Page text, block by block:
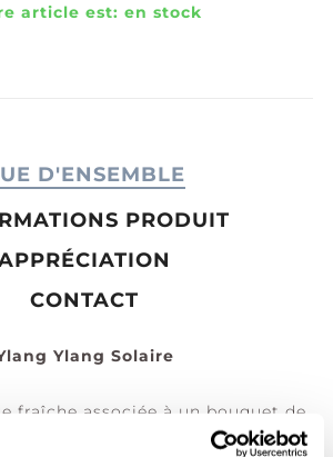
article est: en stock
D'ENSEMBLE
PRODUIT
CONTACT
Ylang Solaire
fraîche associée à un bouquet de
et d'ylang-ylang, souligné de